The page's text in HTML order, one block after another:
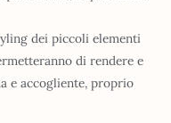
dei piccoli elementi
di rendere e
e accogliente, proprio